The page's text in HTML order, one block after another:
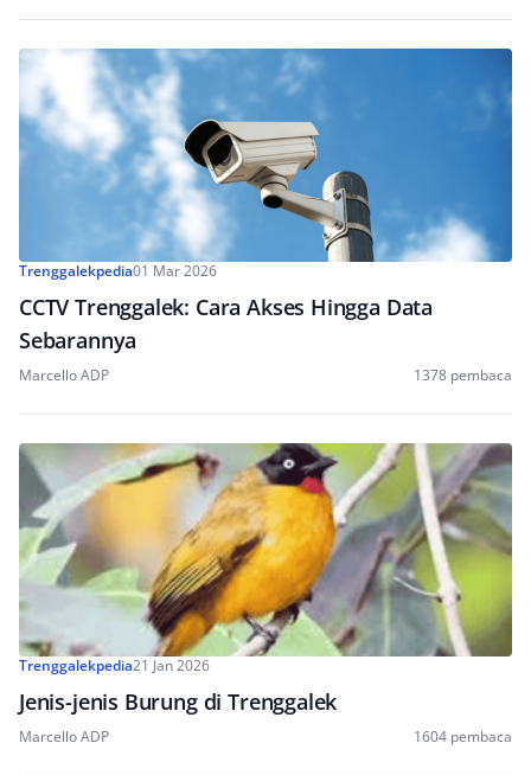
Trenggalekpedia01 Mar 2026
CCTV Trenggalek: Cara Akses Hingga Data
Sebarannya
Marcello ADP 1378 pembaca
Trenggalekpedia21 Jan 2026
Jenis-jenis Burung di Trenggalek
Marcello ADP 1604 pembaca